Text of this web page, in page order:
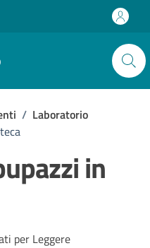
/ Laboratorio
in
per Leggere